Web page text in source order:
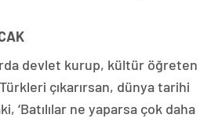
devlet kurup, kültür öğreten
çıkarırsan, dünya tarihi
‘Batılılar ne yaparsa çok daha